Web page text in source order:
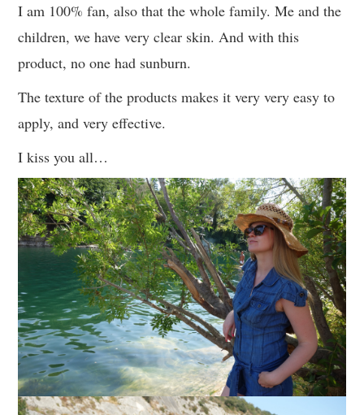
I am 100% fan, also that the whole family. Me and the
children, we have very clear skin. And with this
product, no one had sunburn.
The texture of the products makes it very very easy to
apply, and very effective.
I kiss you all…